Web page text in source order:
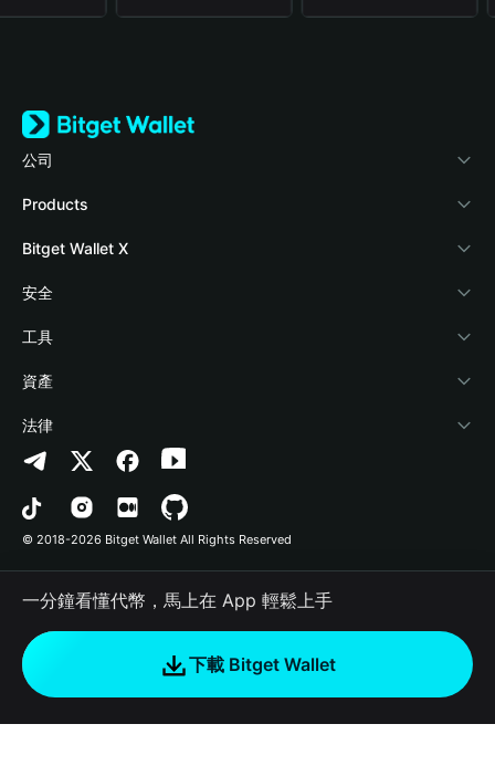
公司
關於 Bitget Wallet
部落格
學院
加密資訊
幫助中心
‌聯繫我們
品牌資源
工作機會
Products
Crypto Card
Stablecoin Earn
Payfi Crypto
Crypto Swap API
Altcoin Season Index
Prediction Markets
DApp
RWA
如何購買加密貨幣
Bitget Wallet X
開發者文件
連接錢包
Bitget Wallet Pay
合作上架
安全
風險保障基金
安全防護技術
工具
快捷買幣
授權檢測
合約檢測
批次轉帳
資產
Arbitrum
Avalanche
Bitcoin
Polygon
法律
隱私協議
用戶使用協議
© 2018-2026 Bitget Wallet All Rights Reserved
一分鐘看懂代幣，馬上在 App 輕鬆上手
下載 Bitget Wallet